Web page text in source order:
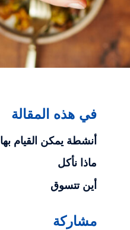
في هذه المقالة
أنشطة يمكن القيام بها
ماذا نأكل
أين تتسوق
مشاركة